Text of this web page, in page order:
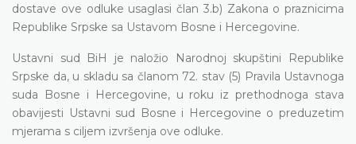
dostave ove odluke usaglasi član 3.b) Zakona o praznicima
Republike Srpske sa Ustavom Bosne i Hercegovine.
Ustavni sud BiH je naložio Narodnoj skupštini Republike
Srpske da, u skladu sa članom 72. stav (5) Pravila Ustavnoga
suda Bosne i Hercegovine, u roku iz prethodnoga stava
obavijesti Ustavni sud Bosne i Hercegovine o preduzetim
mjerama s ciljem izvršenja ove odluke.